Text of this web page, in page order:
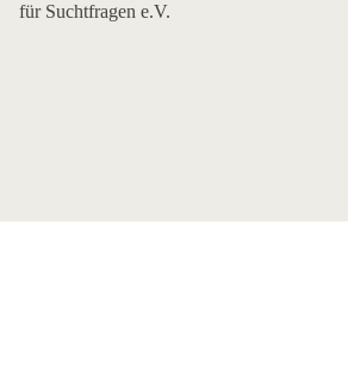
für Suchtfragen e.V.